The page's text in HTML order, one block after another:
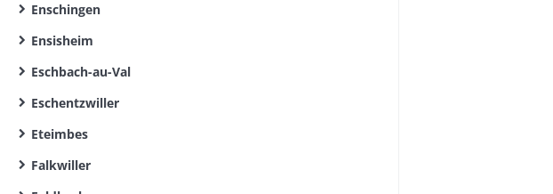
Enschingen
Ensisheim
Eschbach-au-Val
Eschentzwiller
Eteimbes
Falkwiller